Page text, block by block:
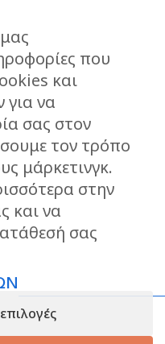
που
και
για να
σας στον
τον τρόπο
μάρκετινγκ.
στην
και να
σας